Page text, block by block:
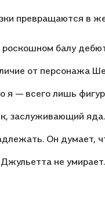
превращаются в
балу
от персонажа
— всего лишь
заслуживающий яда.
Он думает,
не